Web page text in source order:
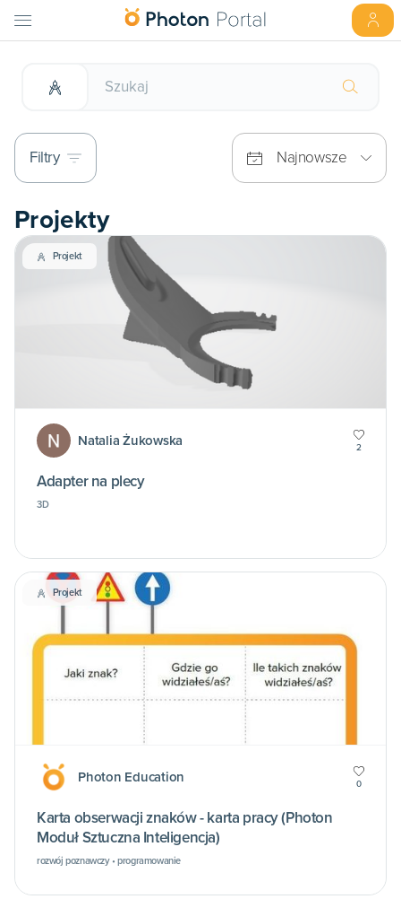
Filtry Najnowsze
Projekty
Projekt
Natalia Żukowska 2
Adapter na plecy
3D
Projekt
Photon Education 0
Karta obserwacji znaków - karta pracy (Photon
Moduł Sztuczna Inteligencja)
rozwój poznawczy • programowanie